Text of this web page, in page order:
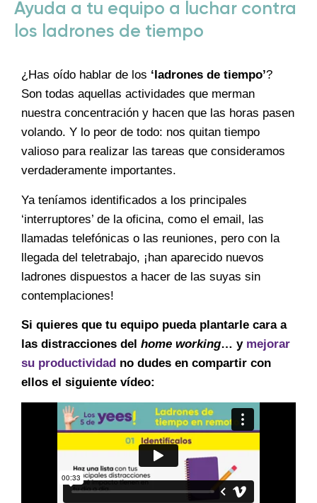
Ayuda a tu equipo a luchar contra
los ladrones de tiempo
¿Has oído hablar de los ‘ladrones de tiempo’?
Son todas aquellas actividades que merman
nuestra concentración y hacen que las horas pasen
volando. Y lo peor de todo: nos quitan tiempo
valioso para realizar las tareas que consideramos
verdaderamente importantes.
Ya teníamos identificados a los principales
‘interruptores’ de la oficina, como el email, las
llamadas telefónicas o las reuniones, pero con la
llegada del teletrabajo, ¡han aparecido nuevos
ladrones dispuestos a hacer de las suyas sin
contemplaciones!
Si quieres que tu equipo pueda plantarle cara a
las distracciones del home working… y mejorar
su productividad no dudes en compartir con
ellos el siguiente vídeo: